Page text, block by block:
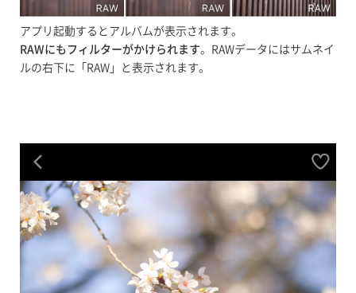
アプリ起動するとアルバムが表示されます。
RAWにもフィルターがかけられます。RAWデータにはサムネイ
ルの右下に「RAW」と表示されます。